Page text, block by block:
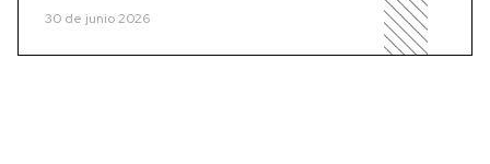
30 de junio 2026